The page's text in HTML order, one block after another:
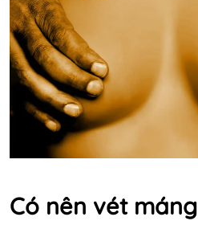
Có nên vét